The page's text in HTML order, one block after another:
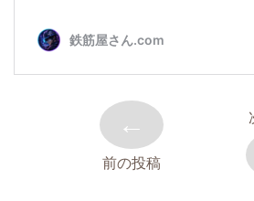
←
前の投稿